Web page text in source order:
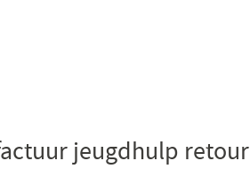
jeugdhulp retour